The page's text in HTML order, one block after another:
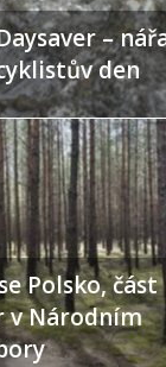
–
den
Polsko, část
v Národním